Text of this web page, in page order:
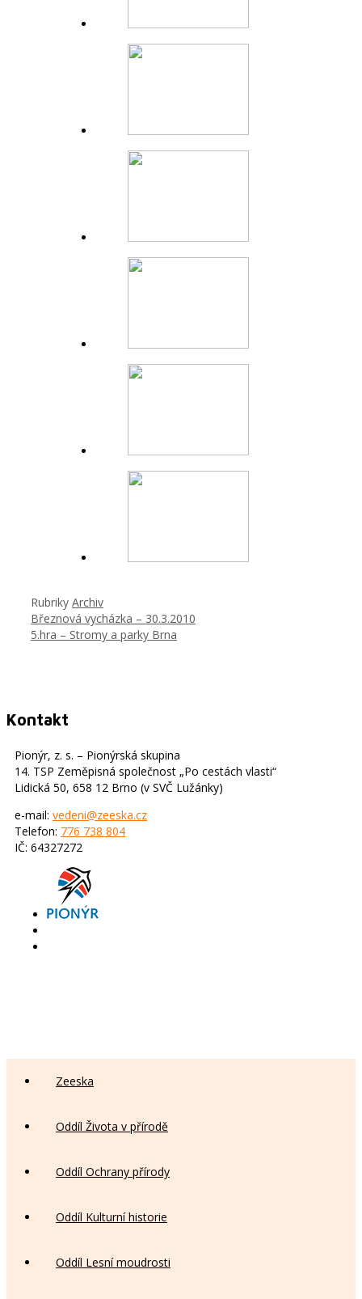
Rubriky Archiv
Březnová vycházka – 30.3.2010
5.hra – Stromy a parky Brna
Kontakt
Pionýr, z. s. – Pionýrská skupina
14. TSP Zeměpisná společnost „Po cestách vlasti“
Lidická 50, 658 12 Brno (v SVČ Lužánky)
e-mail: vedeni@zeeska.cz
Telefon: 776 738 804
IČ: 64327272
Zeeska
Oddíl Života v přírodě
Oddíl Ochrany přírody
Oddíl Kulturní historie
Oddíl Lesní moudrosti